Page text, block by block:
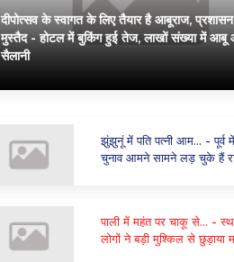
दीपोत्सव के स्वागत के लिए तैयार है आबूराज,
मुस्तैद - होटल में बुकिंग हुई तेज, लाखों संख्या में
सैलानी
झुंझुनूं में पति पत्नी आम... - पूर्व
चुनाव आमने सामने लड़ चुके हैं
पाली में महंत पर चाकू से... -
लोगों ने बड़ी मुश्किल से छुड़ाया